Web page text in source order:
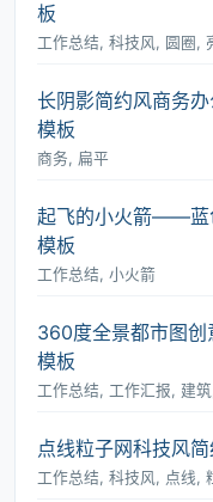
板
工作总结, 科技风, 圆圈,
长阴影简约风商务
模板
商务, 扁平
起飞的小火箭――蓝
模板
工作总结, 小火箭
360度全景都市图创
模板
工作总结, 工作汇报, 建
点线粒子网科技风
工作总结, 科技风, 点线,